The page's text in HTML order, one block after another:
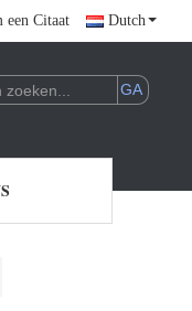
een Citaat Dutch
VAN AI-